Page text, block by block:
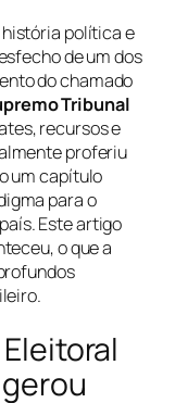
política e
de um dos
do chamado
Tribunal
recursos e
proferiu
um capítulo
para o
Este artigo
o que a